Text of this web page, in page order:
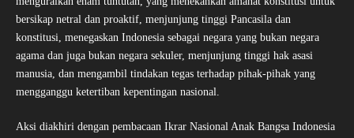
bersikap netral dan proaktif, menjunjung tinggi Pancasila dan
konstitusi, menegaskan Indonesia sebagai negara yang bukan negara
agama dan juga bukan negara sekuler, menjunjung tinggi hak asasi
manusia, dan mengambil tindakan tegas terhadap pihak-pihak yang
mengganggu ketertiban kepentingan nasional.
Aksi diakhiri dengan pembacaan Ikrar Nasional Anak Bangsa Indonesia